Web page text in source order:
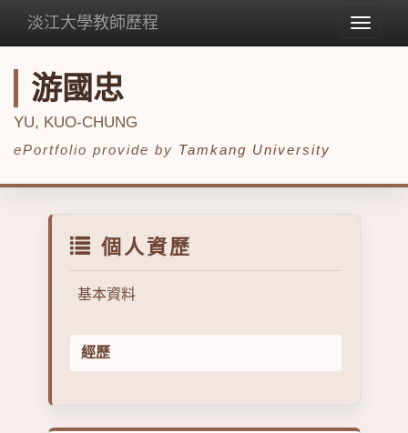
Toggle
淡江大學教師歷程
游國忠
YU, KUO-CHUNG
ePortfolio provide by Tamkang University
個人資歷
基本資料
經歷